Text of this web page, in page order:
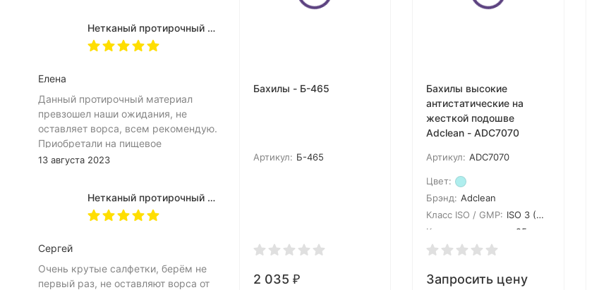
Бахилы - Б-465
Артикул: Б-465
2 035 ₽
Бахилы высокие
антистатические на
жесткой подошве
Adclean - ADC7070
Артикул: ADC7070
Цвет:
Брэнд: Adclean
Класс ISO / GMP: ISO 3 (GMP A)
Кол-во в упаковке:
25
Запросить цену
Нетканый протирочный материал Myssel SG60, 1 рул. х 500 л, 32 х 34 см, бирюзовый - 323419
Елена
Данный протирочный материал
превзошел наши ожидания, не
оставляет ворса, всем рекомендую.
Приобретали на пищевое
производство. Так же хочу
13 августа 2023
Нетканый протирочный материал Myssel XW80, 1 рул. х 62 л, 26 х 22.8 см, белый -232680
Сергей
Очень крутые салфетки, берём не
первый раз, не оставляют ворса от